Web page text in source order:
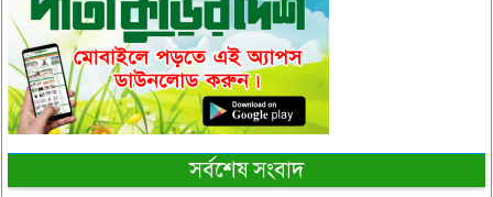
সর্বশেষ সংবাদ